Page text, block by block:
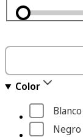
Color
Blanco
Negro